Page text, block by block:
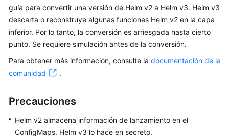
Guía
del
usuario
y
soluciones
alto
Clústeres
guía para convertir una versión de Helm v2 a Helm v3. Helm v3
descarta o reconstruye algunas funciones Helm v2 en la capa
inferior. Por lo tanto, la conversión es arriesgada hasta cierto
punto. Se requiere simulación antes de la conversión.
Para obtener más información, consulte la documentación de la
comunidad
.
Precauciones
Helm v2 almacena información de lanzamiento en el
ConfigMaps. Helm v3 lo hace en secreto.